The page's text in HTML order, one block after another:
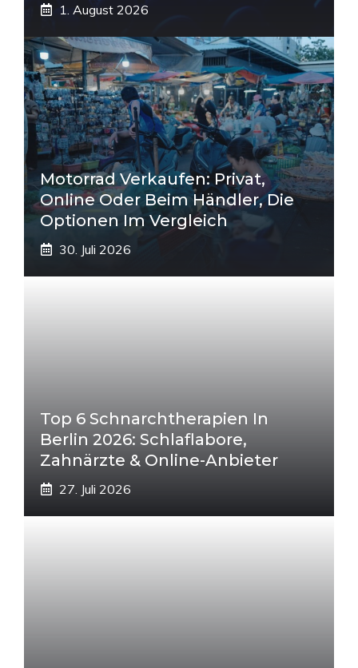
1. August 2026
Motorrad Verkaufen: Privat,
Online Oder Beim Händler, Die
Optionen Im Vergleich
30. Juli 2026
Top 6 Schnarchtherapien In
Berlin 2026: Schlaflabore,
Zahnärzte & Online-Anbieter
27. Juli 2026